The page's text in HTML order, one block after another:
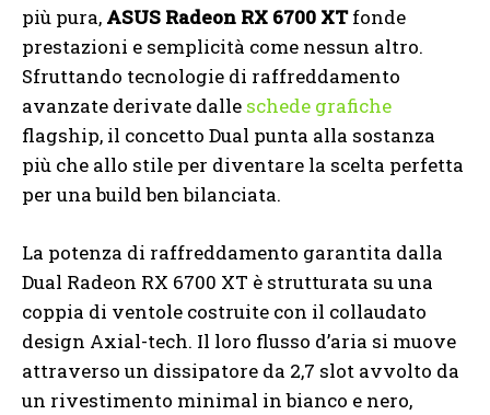
più pura, ASUS Radeon RX 6700 XTfonde
prestazioni e semplicità come nessun altro.
Sfruttando tecnologie di raffreddamento
avanzate derivate dalle schede grafiche
flagship, il concetto Dual punta alla sostanza
più che allo stile per diventare la scelta perfetta
per una build ben bilanciata.
La potenza di raffreddamento garantita dalla
Dual Radeon RX 6700 XT è strutturata su una
coppia di ventole costruite con il collaudato
design Axial-tech. Il loro flusso d’aria si muove
attraverso un dissipatore da 2,7 slot avvolto da
un rivestimento minimal in bianco e nero,